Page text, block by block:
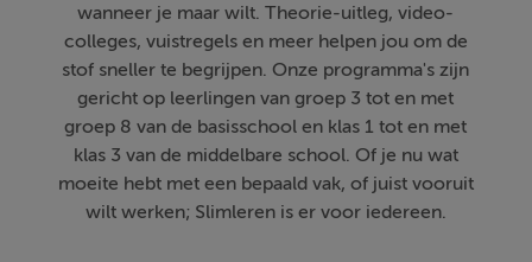
wanneer je maar wilt. Theorie-uitleg, video-
colleges, vuistregels en meer helpen jou om de
stof sneller te begrijpen. Onze programma's zijn
gericht op leerlingen van groep 3 tot en met
groep 8 van de basisschool en klas 1 tot en met
klas 3 van de middelbare school. Of je nu wat
moeite hebt met een bepaald vak, of juist vooruit
wilt werken; Slimleren is er voor iedereen.